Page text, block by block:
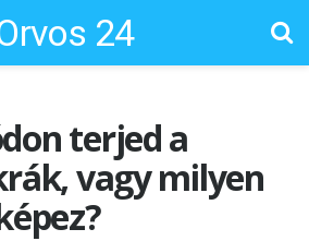
24
terjed a
vagy milyen